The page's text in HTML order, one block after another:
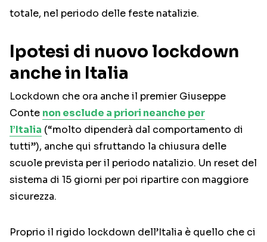
totale, nel periodo delle feste natalizie.
Ipotesi di nuovo lockdown
anche in Italia
Lockdown che ora anche il premier Giuseppe
Conte non esclude a priori neanche per
l’Italia (“molto dipenderà dal comportamento di
tutti”), anche qui sfruttando la chiusura delle
scuole prevista per il periodo natalizio. Un reset del
sistema di 15 giorni per poi ripartire con maggiore
sicurezza.
Proprio il rigido lockdown dell’Italia è quello che ci